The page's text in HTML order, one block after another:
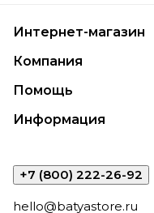
Интернет-магазин
Компания
Помощь
Информация
+7 (800) 222-26-92
hello@batyastore.ru